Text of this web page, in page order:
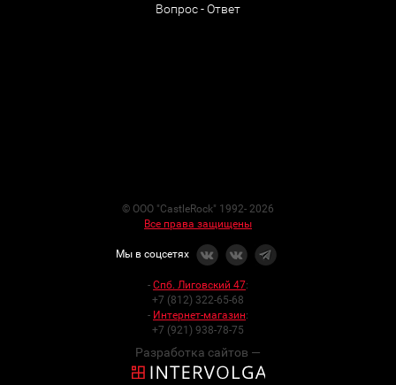
Вопрос - Ответ
© ООО "CastleRock" 1992- 2026
Все права защищены
Мы в соцсетях
- Спб. Лиговский 47:
+7 (812) 322-65-68
- Интернет-магазин:
+7 (921) 938-78-75
Разработка сайтов —